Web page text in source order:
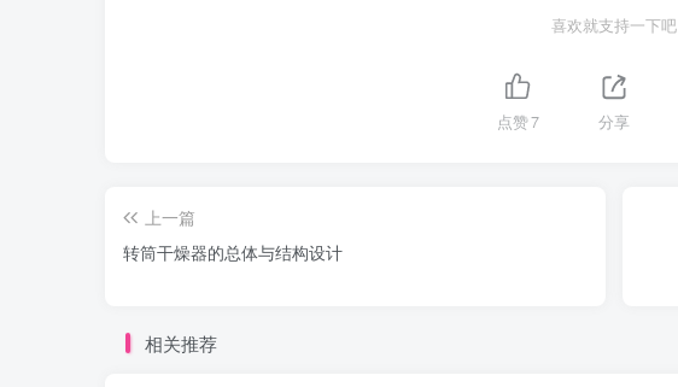
喜欢就支持一下吧
点赞7 分享
上一篇
转筒干燥器的总体与结构设计
相关推荐